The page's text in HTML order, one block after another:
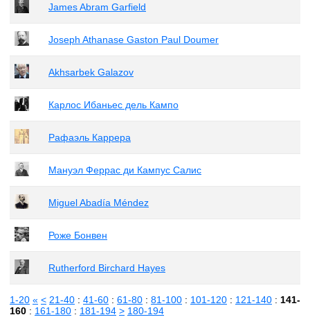
James Abram Garfield
Joseph Athanase Gaston Paul Doumer
Akhsarbek Galazov
Карлос Ибаньес дель Кампо
Рафаэль Каррера
Мануэл Феррас ди Кампус Салис
Miguel Abadía Méndez
Роже Бонвен
Rutherford Birchard Hayes
1-20 « < 21-40 : 41-60 : 61-80 : 81-100 : 101-120 : 121-140 : 141-
160 : 161-180 : 181-194 > 180-194